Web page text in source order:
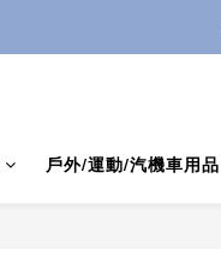
戶外/運動/汽機車用品